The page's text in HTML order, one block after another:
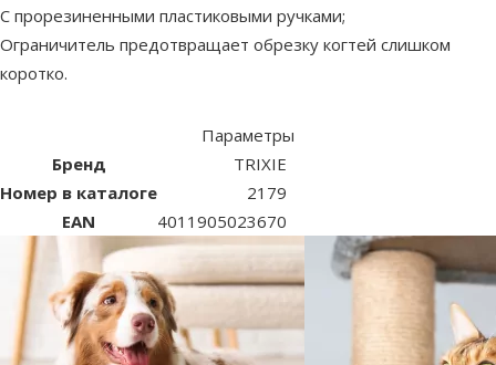
С прорезиненными пластиковыми ручками;
Ограничитель предотвращает обрезку когтей слишком
коротко.
Параметры
Бренд
TRIXIE
Номер в каталоге
2179
EAN
4011905023670